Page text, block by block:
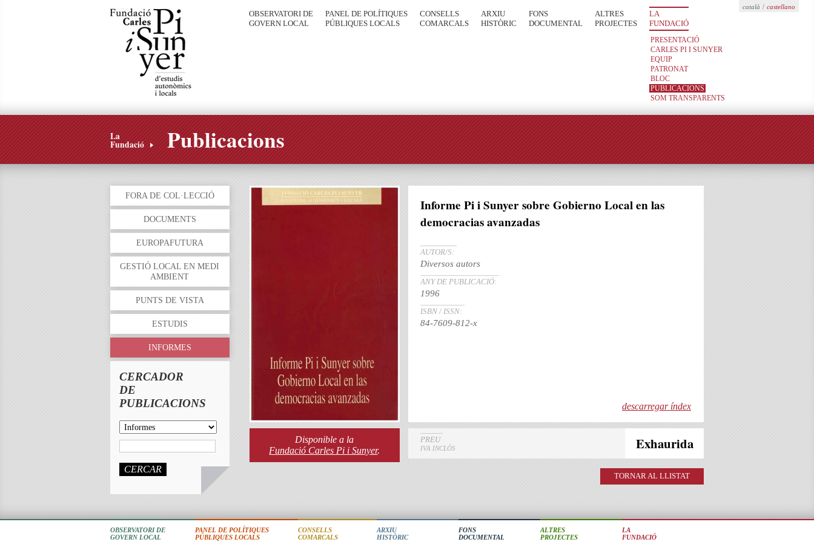
català / castellano
LA
FUNDACIÓ
PRESENTACIÓ
CARLES PI I SUNYER
EQUIP
PATRONAT
BLOC
PUBLICACIONS
SOM TRANSPARENTS
ALTRES
PROJECTES
FONS
DOCUMENTAL
ARXIU
HISTÒRIC
CONSELLS
COMARCALS
PANEL DE POLÍTIQUES
PÚBLIQUES LOCALS
OBSERVATORI DE
GOVERN LOCAL
La
Fundació Publicacions
FORA DE COL·LECCIÓ
DOCUMENTS
EUROPAFUTURA
GESTIÓ LOCAL EN MEDI
AMBIENT
PUNTS DE VISTA
ESTUDIS
INFORMES
CERCADOR
DE
PUBLICACIONS
CERCAR
Disponible a la
Fundació Carles Pi i Sunyer.
Informe Pi i Sunyer sobre Gobierno Local en las
democracias avanzadas
AUTOR/S:
Diversos autors
ANY DE PUBLICACIÓ:
1996
ISBN / ISSN:
84-7609-812-x
descarregar índex
PREU
IVA INCLÒS Exhaurida
TORNAR AL LLISTAT
LA
FUNDACIÓ
ALTRES
PROJECTES
FONS
DOCUMENTAL
ARXIU
HISTÒRIC
CONSELLS
COMARCALS
PANEL DE POLÍTIQUES
PÚBLIQUES LOCALS
OBSERVATORI DE
GOVERN LOCAL